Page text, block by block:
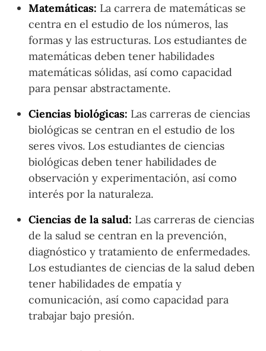
Matemáticas: La carrera de matemáticas se
centra en el estudio de los números, las
formas y las estructuras. Los estudiantes de
matemáticas deben tener habilidades
matemáticas sólidas, así como capacidad
para pensar abstractamente.
Ciencias biológicas: Las carreras de ciencias
biológicas se centran en el estudio de los
seres vivos. Los estudiantes de ciencias
biológicas deben tener habilidades de
observación y experimentación, así como
interés por la naturaleza.
Ciencias de la salud: Las carreras de ciencias
de la salud se centran en la prevención,
diagnóstico y tratamiento de enfermedades.
Los estudiantes de ciencias de la salud deben
tener habilidades de empatía y
comunicación, así como capacidad para
trabajar bajo presión.